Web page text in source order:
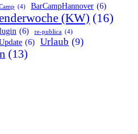
(4) BarCampHannover (6)
(KW) (16)
(6) re-publica (4)
(6) Urlaub (9)
(13)